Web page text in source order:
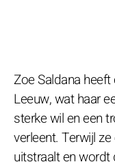
Zoe Saldana
Leeuw, wat haar
sterke wil en een
verleent. Terwijl
uitstraalt en